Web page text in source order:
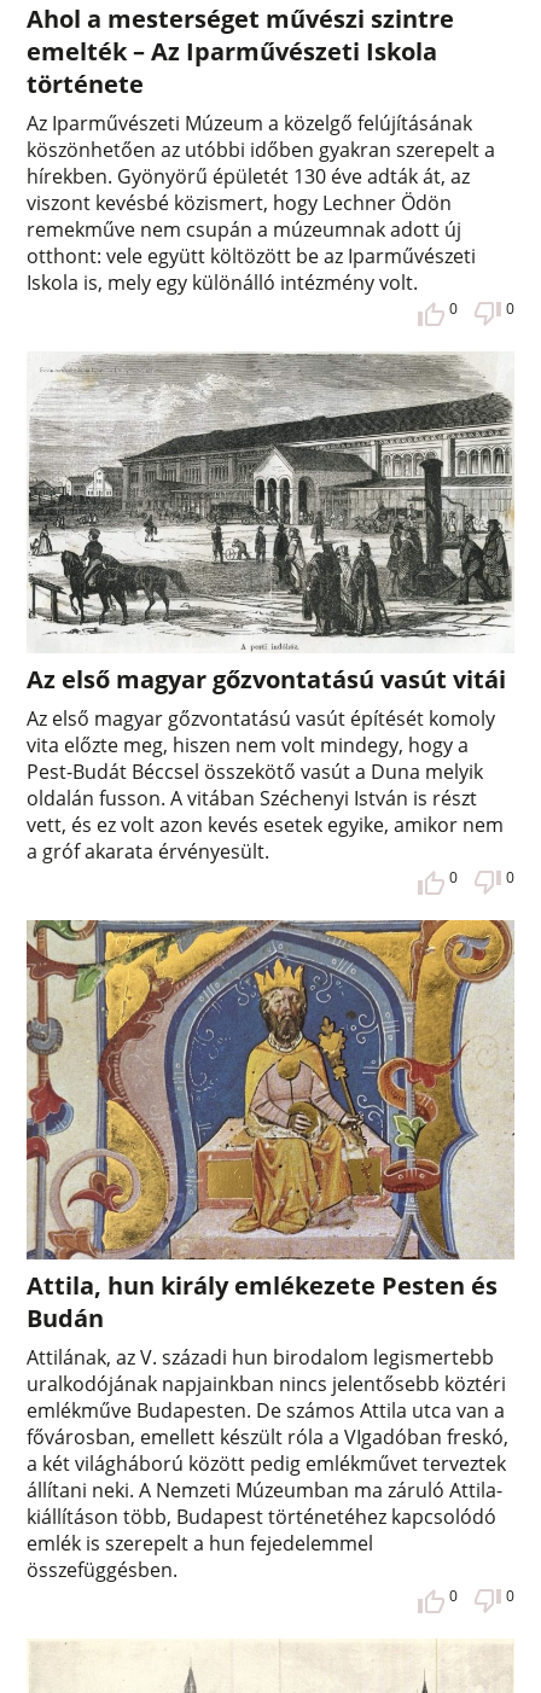
Ahol a mesterséget művészi szintre
emelték – Az Iparművészeti Iskola
története
Az Iparművészeti Múzeum a közelgő felújításának
köszönhetően az utóbbi időben gyakran szerepelt a
hírekben. Gyönyörű épületét 130 éve adták át, az
viszont kevésbé közismert, hogy Lechner Ödön
remekműve nem csupán a múzeumnak adott új
otthont: vele együtt költözött be az Iparművészeti
Iskola is, mely egy különálló intézmény volt.
0 0
Az első magyar gőzvontatású vasút vitái
Az első magyar gőzvontatású vasút építését komoly
vita előzte meg, hiszen nem volt mindegy, hogy a
Pest-Budát Béccsel összekötő vasút a Duna melyik
oldalán fusson. A vitában Széchenyi István is részt
vett, és ez volt azon kevés esetek egyike, amikor nem
a gróf akarata érvényesült.
0 0
Attila, hun király emlékezete Pesten és
Budán
Attilának, az V. századi hun birodalom legismertebb
uralkodójának napjainkban nincs jelentősebb köztéri
emlékműve Budapesten. De számos Attila utca van a
fővárosban, emellett készült róla a VIgadóban freskó,
a két világháború között pedig emlékművet terveztek
állítani neki. A Nemzeti Múzeumban ma záruló Attila-
kiállításon több, Budapest történetéhez kapcsolódó
emlék is szerepelt a hun fejedelemmel
összefüggésben.
0 0